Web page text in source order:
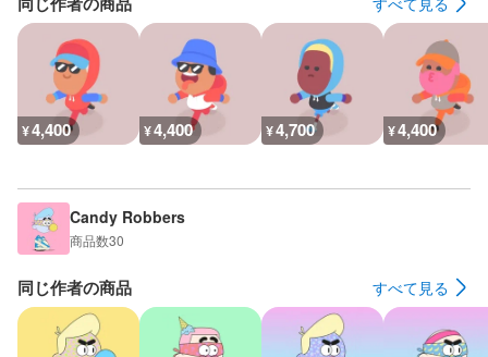
¥4,400 ¥4,400 ¥4,700 ¥4,400
Candy Robbers
商品数30
同じ作者の商品 すべて見る